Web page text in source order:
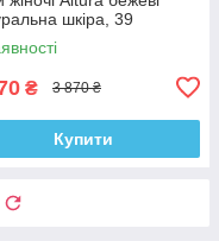
шкіра, 39
₴ 3 870 ₴
Купити